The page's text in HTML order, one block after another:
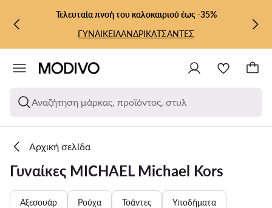
ΜΕΤΆΒΑΣΗ ΣΤΟ ΚΎΡΙΟ ΠΕΡΙΕΧΌΜΕΝΟ
ΜΕΤΆΒΑΣΗ ΣΤΗΝ ΑΝΑΖΉΤΗΣΗ
Τελευταία πνοή του καλοκαιριού έως -35%
ΓΥΝΑΙΚΕΙΑΑΝΔΡΙΚΑΤΣΑΝΤΕΣ
Αναζήτηση μάρκας, προϊόντος, στυλ
Αρχική σελίδα
Γυναίκες MICHAEL Michael Kors
Αξεσουάρ Ρούχα Τσάντες Υποδήματα